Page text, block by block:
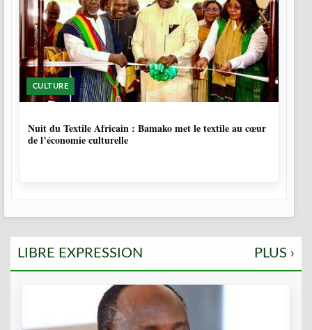
CULTURE
Nuit du Textile Africain : Bamako met le textile au cœur
de l’économie culturelle
LIBRE EXPRESSION PLUS ›